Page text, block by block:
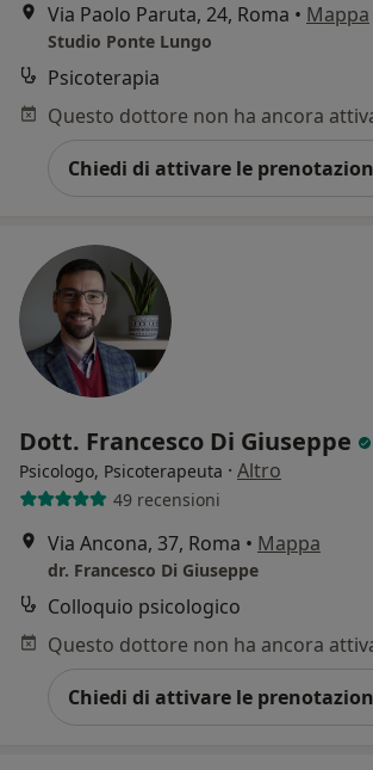
Via Paolo Paruta, 24, Roma • Mappa
Studio Ponte Lungo
Psicoterapia
Chiedi di attivare le
Dott. Francesco Di Giuseppe
Psicologo, Psicoterapeuta · Altro
49 recensioni
Via Ancona, 37, Roma • Mappa
dr. Francesco Di Giuseppe
Colloquio psicologico
Chiedi di attivare le